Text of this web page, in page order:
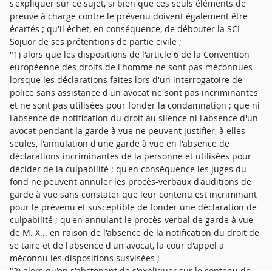
s'expliquer sur ce sujet, si bien que ces seuls éléments de
preuve à charge contre le prévenu doivent également être
écartés ; qu'il échet, en conséquence, de débouter la SCI
Sojuor de ses prétentions de partie civile ;
"1) alors que les dispositions de l'article 6 de la Convention
européenne des droits de l'homme ne sont pas méconnues
lorsque les déclarations faites lors d'un interrogatoire de
police sans assistance d'un avocat ne sont pas incriminantes
et ne sont pas utilisées pour fonder la condamnation ; que ni
l'absence de notification du droit au silence ni l'absence d'un
avocat pendant la garde à vue ne peuvent justifier, à elles
seules, l'annulation d'une garde à vue en l'absence de
déclarations incriminantes de la personne et utilisées pour
décider de la culpabilité ; qu'en conséquence les juges du
fond ne peuvent annuler les procès-verbaux d'auditions de
garde à vue sans constater que leur contenu est incriminant
pour le prévenu et susceptible de fonder une déclaration de
culpabilité ; qu'en annulant le procès-verbal de garde à vue
de M. X... en raison de l'absence de la notification du droit de
se taire et de l'absence d'un avocat, la cour d'appel a
méconnu les dispositions susvisées ;